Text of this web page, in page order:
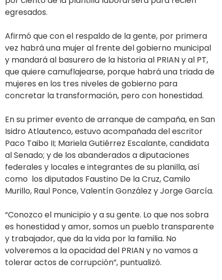
egresados.
Afirmó que con el respaldo de la gente, por primera
vez habrá una mujer al frente del gobierno municipal
y mandará al basurero de la historia al PRIAN y al PT,
que quiere camuflajearse, porque habrá una triada de
mujeres en los tres niveles de gobierno para
concretar la transformación, pero con honestidad.
En su primer evento de arranque de campaña, en San
Isidro Atlautenco, estuvo acompañada del escritor
Paco Taibo II; Mariela Gutiérrez Escalante, candidata
al Senado; y de los abanderados a diputaciones
federales y locales e integrantes de su planilla, así
como los diputados Faustino De la Cruz, Camilo
Murillo, Raul Ponce, Valentín González y Jorge García.
“Conozco el municipio y a su gente. Lo que nos sobra
es honestidad y amor, somos un pueblo transparente
y trabajador, que da la vida por la familia. No
volveremos a la opacidad del PRIAN y no vamos a
tolerar actos de corrupción”, puntualizó.